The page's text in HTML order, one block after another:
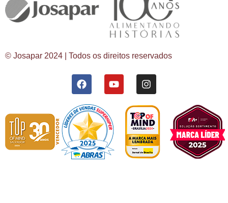
© Josapar 2024 | Todos os direitos reservados